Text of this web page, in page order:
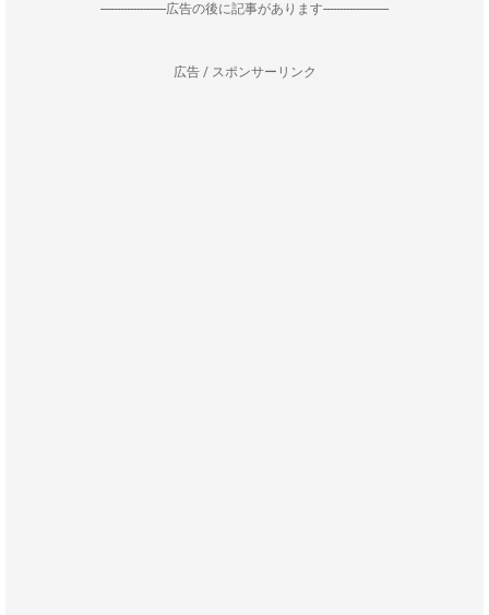
--------------------広告の後に記事があります--------------------
広告 / スポンサーリンク